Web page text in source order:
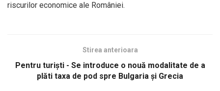
riscurilor economice ale României.
Stirea anterioara
Pentru turiști - Se introduce o nouă modalitate de a
plăti taxa de pod spre Bulgaria și Grecia